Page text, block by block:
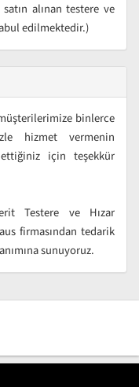
alınan testere ve
edilmektedir.)
binlerce
hizmet vermenin
için teşekkür
Testere ve Hızar
firmasından tedarik
sunuyoruz.